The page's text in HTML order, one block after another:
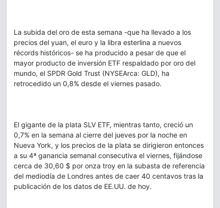
La subida del oro de esta semana -que ha llevado a los
precios del yuan, el euro y la libra esterlina a nuevos
récords históricos- se ha producido a pesar de que el
mayor producto de inversión ETF respaldado por oro del
mundo, el SPDR Gold Trust (NYSEArca: GLD), ha
retrocedido un 0,8% desde el viernes pasado.
El gigante de la plata SLV ETF, mientras tanto, creció un
0,7% en la semana al cierre del jueves por la noche en
Nueva York, y los precios de la plata se dirigieron entonces
a su 4ª ganancia semanal consecutiva el viernes, fijándose
cerca de 30,60 $ por onza troy en la subasta de referencia
del mediodía de Londres antes de caer 40 centavos tras la
publicación de los datos de EE.UU. de hoy.